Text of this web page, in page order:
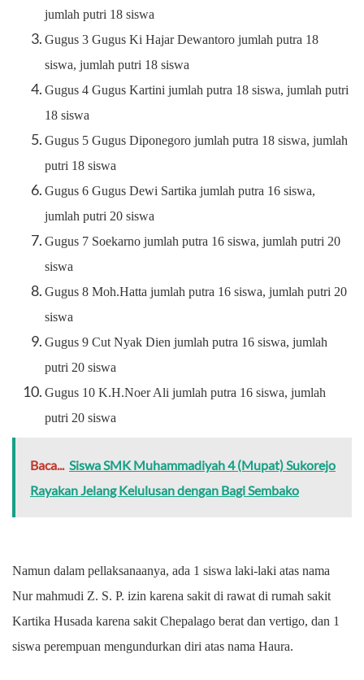
jumlah putri 18 siswa
Gugus 3 Gugus Ki Hajar Dewantoro jumlah putra 18
siswa, jumlah putri 18 siswa
Gugus 4 Gugus Kartini jumlah putra 18 siswa, jumlah putri
18 siswa
Gugus 5 Gugus Diponegoro jumlah putra 18 siswa, jumlah
putri 18 siswa
Gugus 6 Gugus Dewi Sartika jumlah putra 16 siswa,
jumlah putri 20 siswa
Gugus 7 Soekarno jumlah putra 16 siswa, jumlah putri 20
siswa
Gugus 8 Moh.Hatta jumlah putra 16 siswa, jumlah putri 20
siswa
Gugus 9 Cut Nyak Dien jumlah putra 16 siswa, jumlah
putri 20 siswa
Gugus 10 K.H.Noer Ali jumlah putra 16 siswa, jumlah
putri 20 siswa
Baca... Siswa SMK Muhammadiyah 4 (Mupat) Sukorejo
Rayakan Jelang Kelulusan dengan Bagi Sembako
Namun dalam pellaksanaanya, ada 1 siswa laki-laki atas nama
Nur mahmudi Z. S. P. izin karena sakit di rawat di rumah sakit
Kartika Husada karena sakit Chepalago berat dan vertigo, dan 1
siswa perempuan mengundurkan diri atas nama Haura.